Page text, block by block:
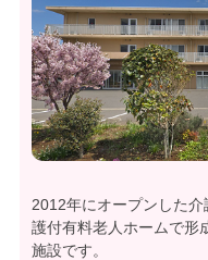
2012年にオープンした
護付有料老人ホームで形
施設です。